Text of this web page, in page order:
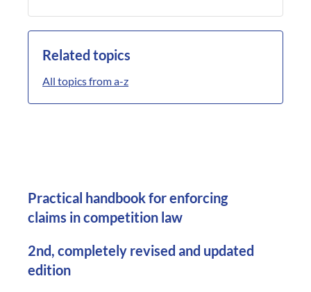
Related topics
All topics from a-z
Practical handbook for enforcing
claims in competition law
2nd, completely revised and updated
edition